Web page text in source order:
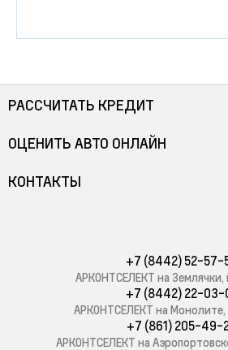
РАССЧИТАТЬ КРЕДИТ
ОЦЕНИТЬ АВТО ОНЛАЙН
КОНТАКТЫ
+7 (8442) 52-57-
АРКОНТСЕЛЕКТ на Землячки,
+7 (8442) 22-03-
АРКОНТСЕЛЕКТ на Монолите,
+7 (861) 205-49-
АРКОНТСЕЛЕКТ на